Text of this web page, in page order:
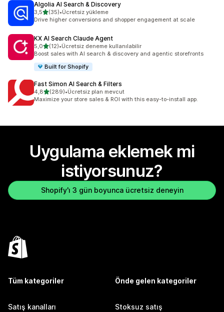
Algolia AI Search & Discovery
3,55 yıldız üzerinden
(35)
toplam 35 değerlendirme
•Ücretsiz yükleme
Drive higher conversions and shopper engagement at scale
KX AI Search Claude Agent
5,05 yıldız üzerinden
(12)
toplam 12 değerlendirme
•Ücretsiz deneme kullanılabilir
Boost sales with AI search & discovery and agentic storefronts
Built for Shopify
Fast Simon AI Search & Filters
4,85 yıldız üzerinden
(289)
toplam 289 değerlendirme
•Ücretsiz plan mevcut
Maximize your store sales & ROI with this easy-to-install app.
Uygulama eklemek mi
istiyorsunuz?
Shopify'ı 3 gün boyunca ücretsiz deneyin
Tüm kategoriler
Satış kanalları
Önde gelen kategoriler
Stoksuz satış